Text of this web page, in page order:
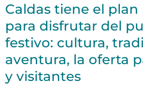
Caldas tiene el
para disfrutar del
festivo: cultura,
aventura, la oferta
y visitantes